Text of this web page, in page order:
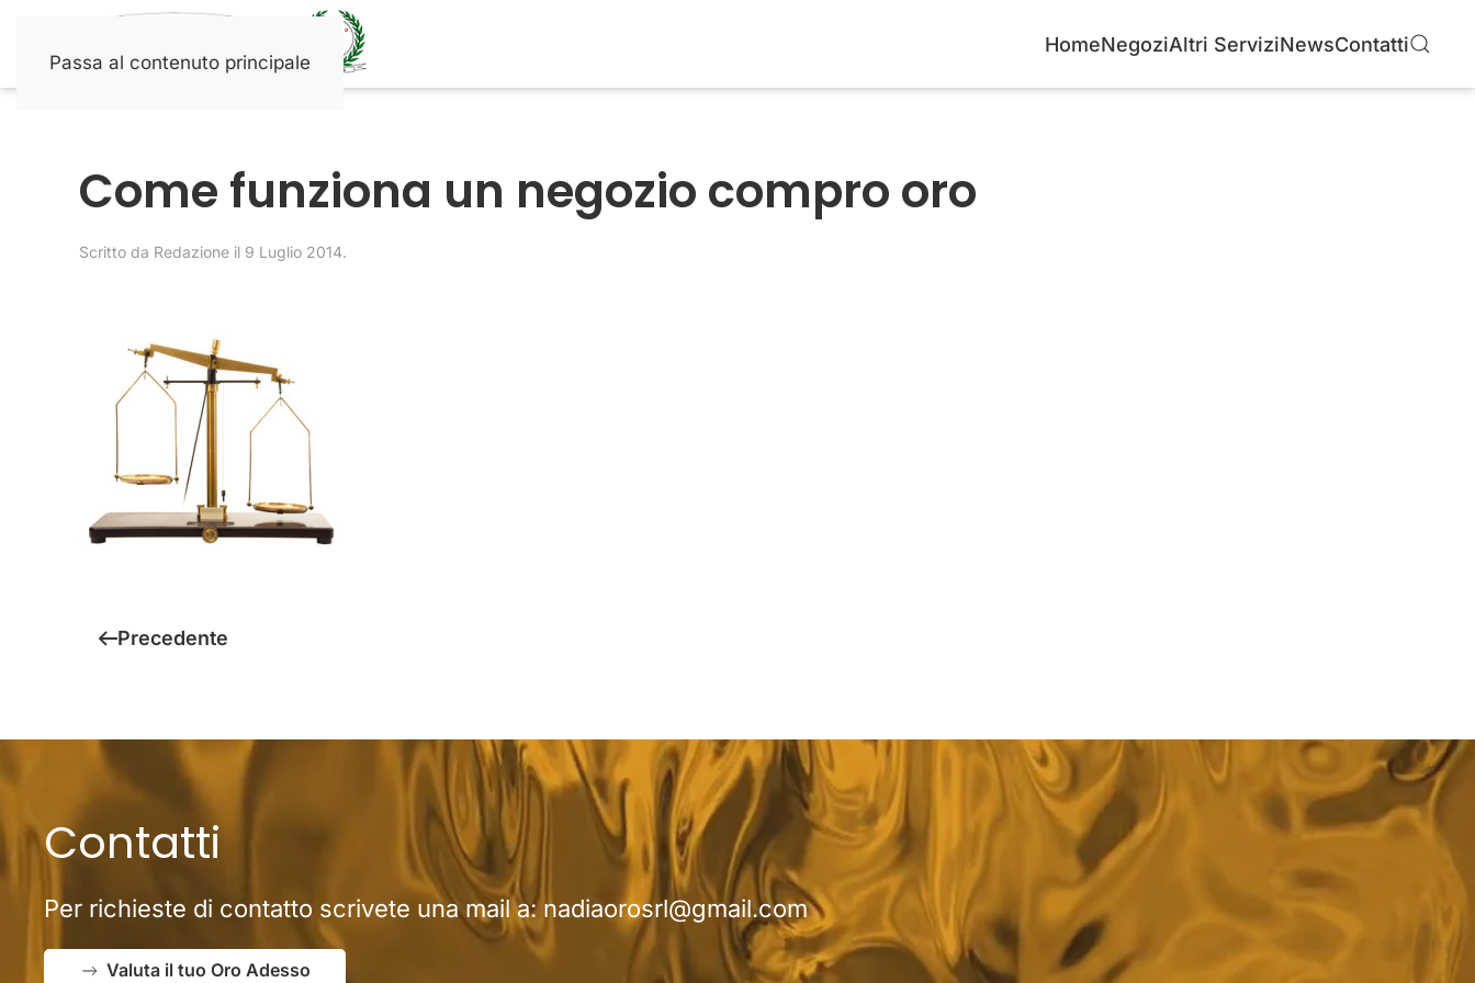
Passa al contenuto principale
HomeNegoziAltri ServiziNewsContatti
Come funziona un negozio compro oro
Scritto da Redazione il 9 Luglio 2014.
Precedente
Contatti
Per richieste di contatto scrivete una mail a:nadiaorosrl@gmail.com
Valuta il tuo Oro Adesso